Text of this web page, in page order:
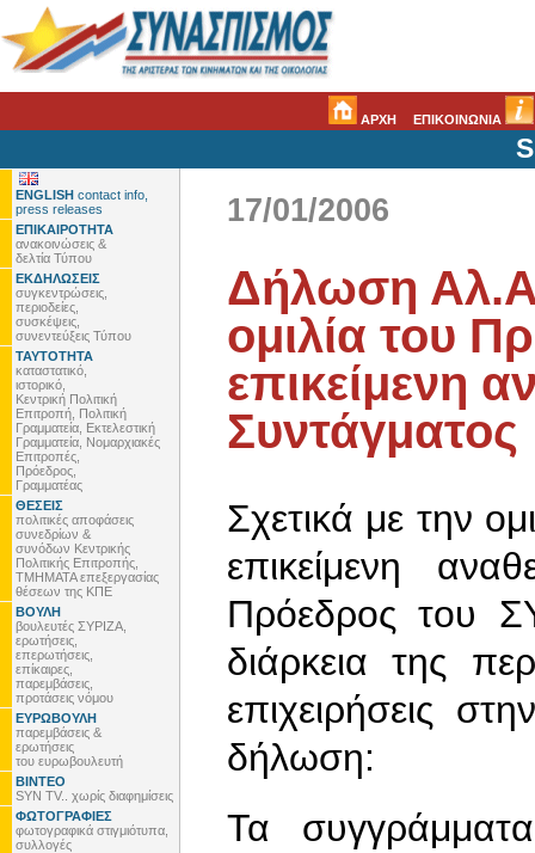
ΑΡΧΗ ΕΠΙΚΟΙΝΩΝΙΑ
ENGLISH contact info,
press releases
ΕΠΙΚΑΙΡΟΤΗΤΑ
ανακοινώσεις &
δελτία Τύπου
ΕΚΔΗΛΩΣΕΙΣ
συγκεντρώσεις,
περιοδείες,
συσκέψεις,
συνεντεύξεις Τύπου
ΤΑΥΤΟΤΗΤΑ
καταστατικό,
ιστορικό,
Κεντρική Πολιτική
Επιτροπή, Πολιτική
Γραμματεία, Εκτελεστική
Γραμματεία, Νομαρχιακές
Επιτροπές,
Πρόεδρος,
Γραμματέας
ΘΕΣΕΙΣ
πολιτικές αποφάσεις
συνεδρίων &
συνόδων Κεντρικής
Πολιτικής Επιτροπής,
ΤΜΗΜΑΤΑ επεξεργασίας
θέσεων της ΚΠΕ
ΒΟΥΛΗ
βουλευτές ΣΥΡΙΖΑ,
ερωτήσεις,
επερωτήσεις,
επίκαιρες,
παρεμβάσεις,
προτάσεις νόμου
ΕΥΡΩΒΟΥΛΗ
παρεμβάσεις &
ερωτήσεις
του ευρωβουλευτή
ΒΙΝΤΕΟ
SYN TV.. χωρίς διαφημίσεις
ΦΩΤΟΓΡΑΦΙΕΣ
φωτογραφικά στιγμιότυπα,
συλλογές
17/01/2006
Δήλωση
ομιλία του
επικείμενη
Συντάγματος
Σχετικά με την
επικείμενη
Πρόεδρος του
διάρκεια της
επιχειρήσεις
δήλωση:
Τα